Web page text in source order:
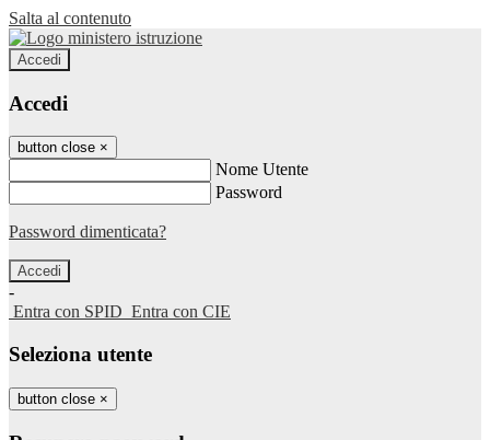
Salta al contenuto
Accedi
Accedi
button close ×
Nome Utente
Password
Password dimenticata?
-
Entra con SPID Entra con CIE
Seleziona utente
button close ×